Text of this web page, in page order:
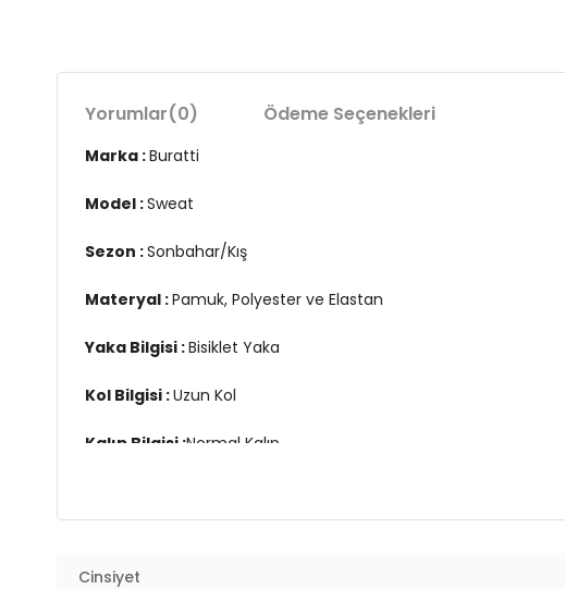
Yorumlar(0) Ödeme Seçenekleri
Marka :Buratti
Model :Sweat
Sezon :Sonbahar/Kış
Materyal :Pamuk, Polyester ve Elastan
Yaka Bilgisi :Bisiklet Yaka
Kol Bilgisi :Uzun Kol
Kalıp Bilgisi :Normal Kalıp
Cinsiyet